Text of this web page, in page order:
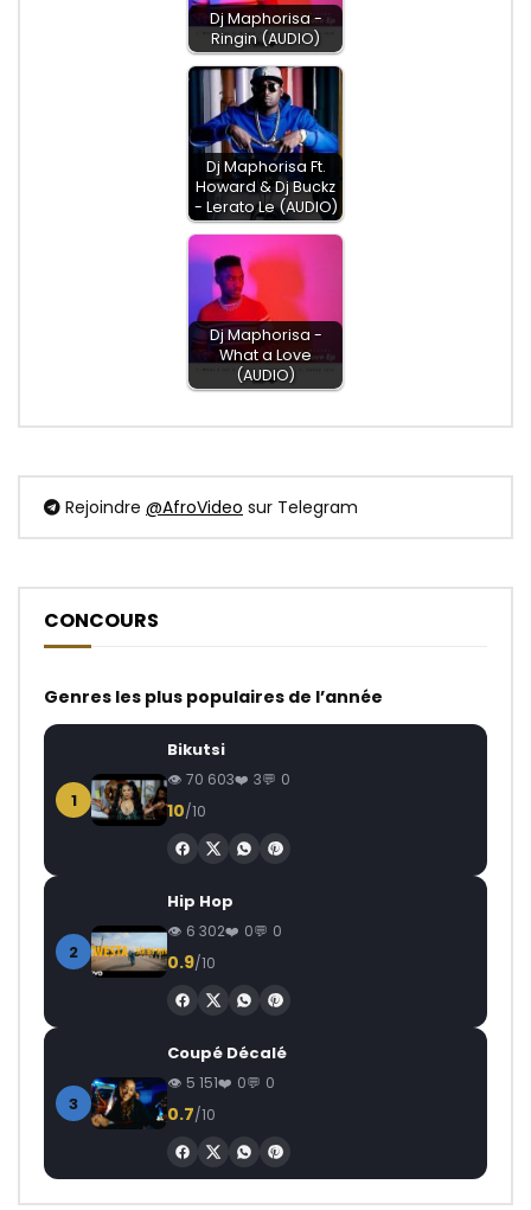
Dj Maphorisa -
Ringin (AUDIO)
Dj Maphorisa Ft.
Howard & Dj Buckz
- Lerato Le (AUDIO)
Dj Maphorisa -
What a Love
(AUDIO)
Rejoindre @AfroVideo sur Telegram
CONCOURS
Genres les plus populaires de l’année
1
Bikutsi
70 603 3 0
10/10
2
Hip Hop
6 302 0 0
0.9/10
3
Coupé Décalé
5 151 0 0
0.7/10